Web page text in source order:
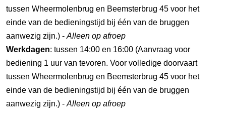
tussen Wheermolenbrug en Beemsterbrug 45 voor het
einde van de bedieningstijd bij één van de bruggen
aanwezig zijn.) - Alleen op afroep
Werkdagen: tussen 14:00 en 16:00 (Aanvraag voor
bediening 1 uur van tevoren. Voor volledige doorvaart
tussen Wheermolenbrug en Beemsterbrug 45 voor het
einde van de bedieningstijd bij één van de bruggen
aanwezig zijn.) - Alleen op afroep